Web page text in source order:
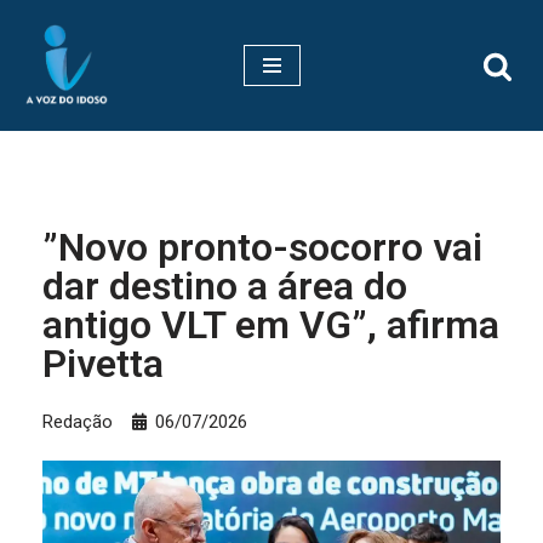
Pular
para
”Novo pronto-socorro vai
dar destino a área do
antigo VLT em VG”, afirma
Pivetta
Redação 06/07/2026